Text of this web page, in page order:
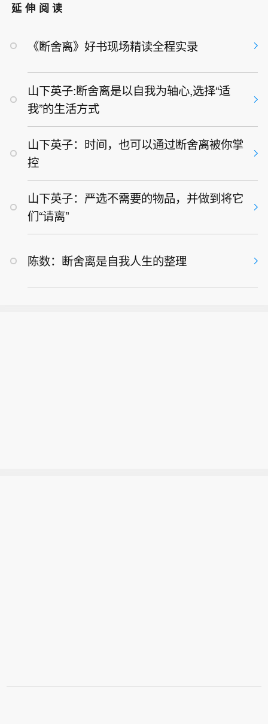
延伸阅读
《断舍离》好书现场精读全程实录
山下英子:断舍离是以自我为轴心,选择“适
我”的生活方式
山下英子：时间，也可以通过断舍离被你掌
控
山下英子：严选不需要的物品，并做到将它
们“请离”
陈数：断舍离是自我人生的整理